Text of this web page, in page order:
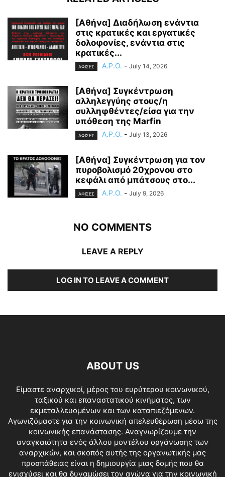
[Αθήνα] Διαδήλωση ενάντια
στις κρατικές και εργατικές
δολοφονίες, ενάντια στις
κρατικές...
ΑΦΙΣΕΣ A.P.O. - July 14, 2026
[Αθήνα] Συγκέντρωση
αλληλεγγύης στους/η
συλληφθέντες/είσα για την
υπόθεση της Marfin
ΑΦΙΣΕΣ A.P.O. - July 13, 2026
[Αθήνα] Συγκέντρωση για τον
πυροβολισμό 20χρονου στο
κεφάλι από μπάτσους στο...
ΑΦΙΣΕΣ A.P.O. - July 9, 2026
NO COMMENTS
LEAVE A REPLY
LOG IN TO LEAVE A COMMENT
ABOUT US
Είμαστε αναρχικοί, μέρος του ευρύτερου κοινωνικού,
ταξικού και επαναστατικού κινήματος, των
εκμεταλλευομένων και των καταπιεζόμενων.
Αγωνιζόμαστε για την κοινωνική απελευθέρωση μέσω της
κοινωνικής επανάστασης. Αναγνωρίζουμε την
αναγκαιότητα ενός άλλου μοντέλου οργάνωσης των
αναρχικών, και σκοπός αυτής της οργανωτικής μας
προσπάθειας είναι η δημιουργία μιας δομής που θα
ενισχύσει και θα δυναμώσει τον αγώνα για την κοινωνική